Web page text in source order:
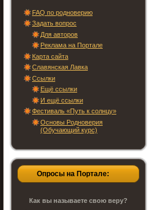
FAQ по родноверию
Задать вопрос
Для авторов
Реклама на Портале
Карта сайта
Славянская Лавка
Ссылки
Ещё ссылки
И ещё ссылки
Фестиваль «Путь к солнцу»
Основы Родноверия
(Обучающий курс)
Опросы на Портале:
Как вы называете свою веру?